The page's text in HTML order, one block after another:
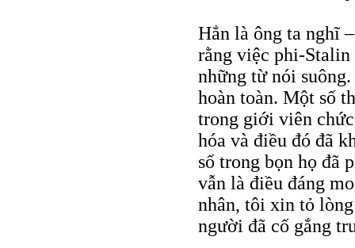
Hẳn là ông ta nghĩ
rằng việc phi-Stalin
những từ nói
hoàn toàn. Một số
trong giới viên
hóa và điều đó đã
số trong bọn họ đã
vẫn là điều đáng
nhân, tôi xin tỏ
người đã cố gắng